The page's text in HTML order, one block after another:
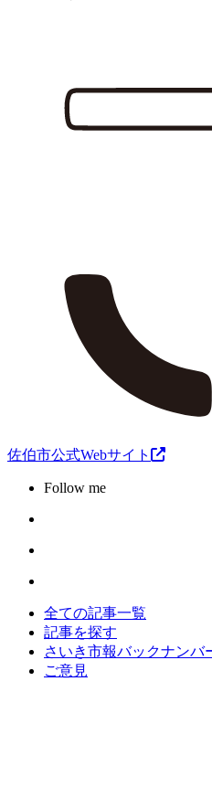
佐伯市公式Webサイト
Follow me
全ての記事一覧
記事を探す
さいき市報バックナンバ
ご意見